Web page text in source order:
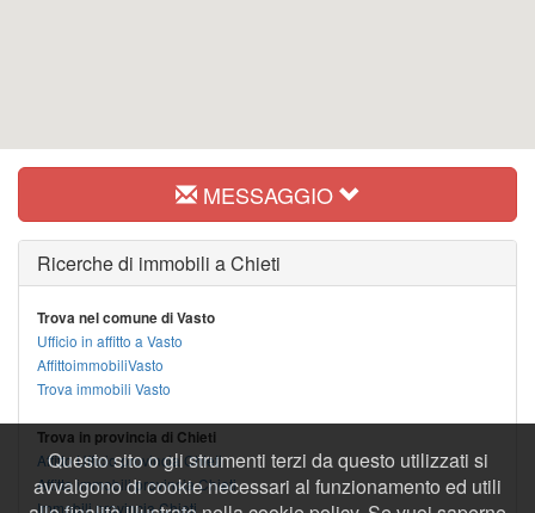
MESSAGGIO
Ricerche di immobili a Chieti
Trova nel comune di Vasto
Ufficio in affitto a Vasto
AffittoimmobiliVasto
Trova immobili Vasto
Trova in provincia di Chieti
Affitto Ufficio provincia Chieti
Affitto immobili provincia Chieti
Immobili provincia Chieti
Questo sito o gli strumenti terzi da questo utilizzati si
avvalgono di cookie necessari al funzionamento ed utili